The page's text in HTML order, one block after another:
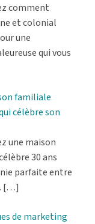
comment
et colonial
une
qui vous
familiale
célèbre son
une maison
30 ans
parfaite entre
[…]
de marketing